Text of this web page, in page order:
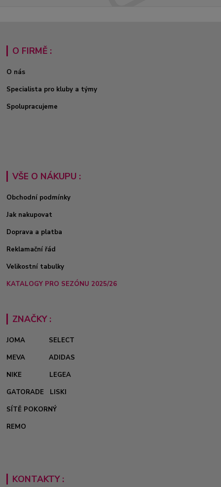
O FIRMĚ :
O nás
Specialista pro kluby a týmy
Spolupracujeme
VŠE O NÁKUPU :
Obchodní podmínky
Jak nakupovat
Doprava a platba
Reklamační řád
Velikostní tabulky
KATALOGY PRO SEZÓNU 2025/26
ZNAČKY :
JOMA
SELECT
MEVA
ADIDAS
NIKE
LEGEA
GATORADE
LISKI
SÍTĚ POKORNÝ
REMO
KONTAKTY :